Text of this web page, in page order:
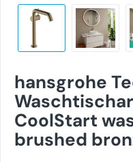
hansgrohe
CoolStart
brushed